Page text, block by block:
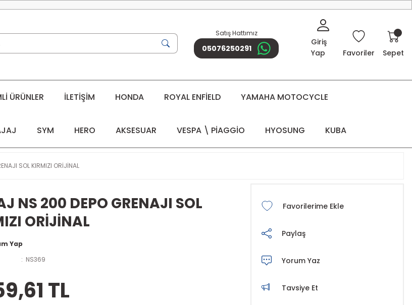
Satış Hattımız
05076250291
Giriş
Yap
Favoriler Sepet
ÜRÜNLER İLETİŞİM HONDA ROYAL ENFİELD YAMAHA MOTOCYCLE
SYM HERO AKSESUAR VESPA \ PİAGGİO HYOSUNG KUBA
SOL KIRMIZI ORİJİNAL
NS 200 DEPO GRENAJI SOL
ORİJİNAL
Yap
NS369
TL
Paylaş
Yorum Yaz
Tavsiye Et